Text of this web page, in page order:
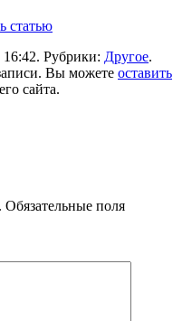
статью
Рубрики: Другое.
Вы можете оставить
сайта.
Обязательные поля